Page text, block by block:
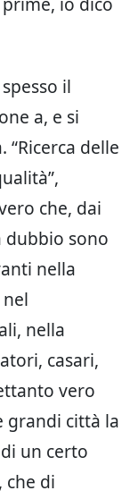
il
a, e si
delle
che, dai
dubbio sono
nella
nella
casari,
vero
grandi città la
di un certo
che di